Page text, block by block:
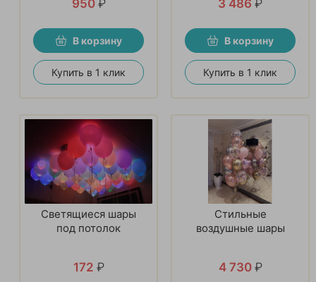
950 ₽
В корзину
Купить в 1 клик
3 486 ₽
В корзину
Купить в 1 клик
Светящиеся шары
под потолок
172 ₽
Стильные
воздушные шары
4 730 ₽